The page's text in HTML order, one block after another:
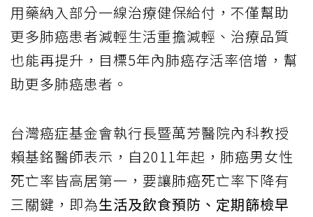
用藥納入部分一線治療健保給付，不僅幫助
更多肺癌患者減輕生活重擔減輕、治療品質
也能再提升，目標5年內肺癌存活率倍增，幫
助更多肺癌患者。
台灣癌症基金會執行長暨萬芳醫院內科教授
賴基銘醫師表示，自2011年起，肺癌男女性
死亡率皆高居第一，要讓肺癌死亡率下降有
三關鍵，即為生活及飲食預防、定期篩檢早